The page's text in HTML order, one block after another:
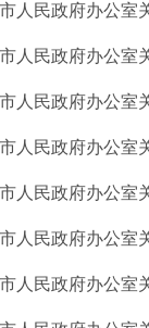
人民政府办公室
人民政府办公室
人民政府办公室
人民政府办公室
人民政府办公室
人民政府办公室
人民政府办公室